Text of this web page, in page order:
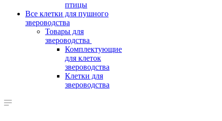
птицы
Все клетки для пушного
звероводства
Товары для
звероводства
Комплектующие
для клеток
звероводства
Клетки для
звероводства